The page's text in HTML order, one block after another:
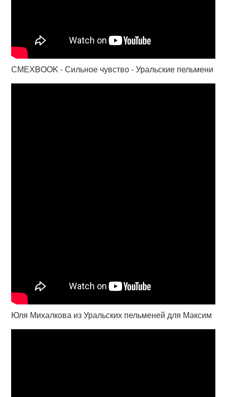
СМЕХBOOK - Сильное чувство - Уральские пельмени
Юля Михалкова из Уральских пельменей для Максим